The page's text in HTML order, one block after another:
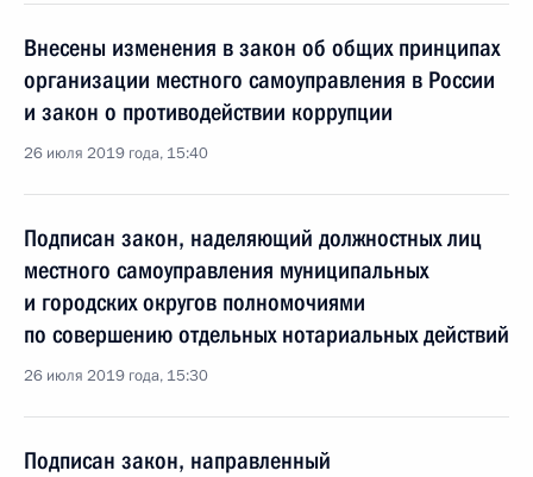
Внесены изменения в закон об общих принципах
организации местного самоуправления в России
и закон о противодействии коррупции
26 июля 2019 года, 15:40
Подписан закон, наделяющий должностных лиц
местного самоуправления муниципальных
и городских округов полномочиями
по совершению отдельных нотариальных действий
26 июля 2019 года, 15:30
Подписан закон, направленный